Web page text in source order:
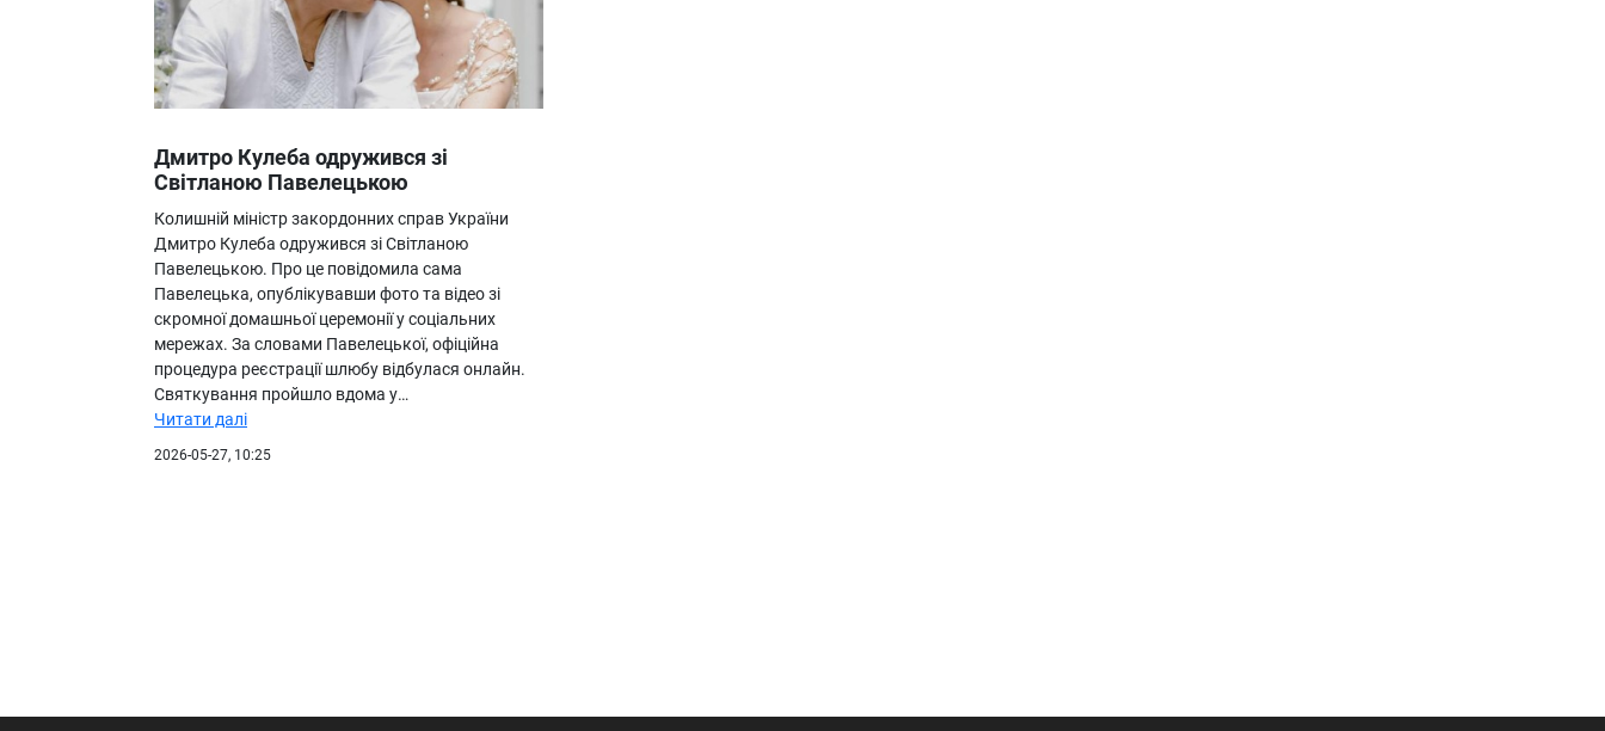
Людина
Корисності
Про нас
Дмитро Кулеба одружився зі
Світланою Павелецькою
Колишній міністр закордонних справ України
Дмитро Кулеба одружився зі Світланою
Павелецькою. Про це повідомила сама
Павелецька, опублікувавши фото та відео зі
скромної домашньої церемонії у соціальних
мережах. За словами Павелецької, офіційна
процедура реєстрації шлюбу відбулася онлайн.
Святкування пройшло вдома у…
Читати далі
2026-05-27, 10:25